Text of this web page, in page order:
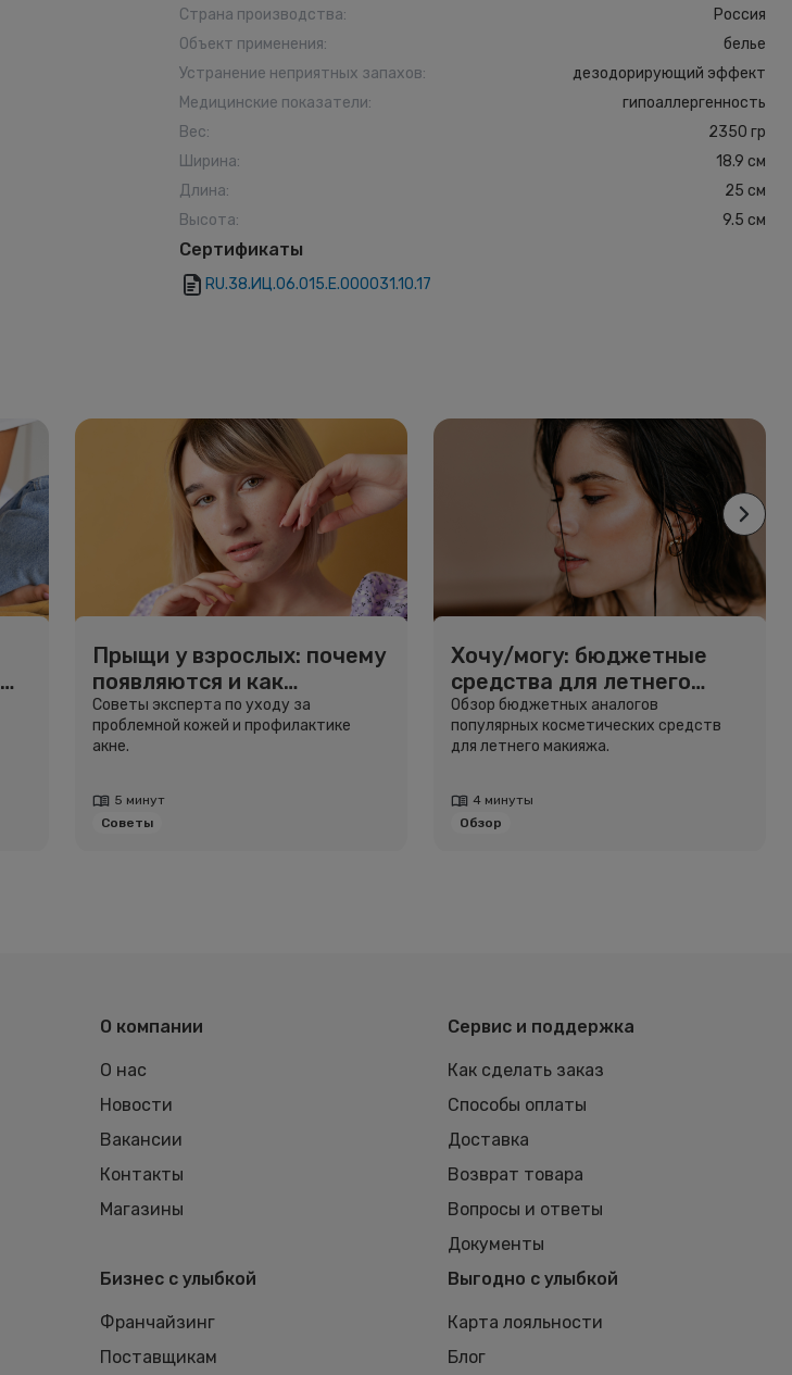
Страна производства:
Россия
Объект применения:
белье
Устранение неприятных запахов:
дезодорирующий эффект
Медицинские показатели:
гипоаллергенность
Вес:
2350 гр
Ширина:
18.9 см
Длина:
25 см
Высота: 9.5 см
Сертификаты
RU.38.ИЦ.06.015.Е.000031.10.17
Прыщи у взрослых: почему
появляются и как
избавиться
Советы эксперта по уходу за
проблемной кожей и профилактике
акне.
5 минут
Советы
Хочу/могу: бюджетные
средства для летнего
макияжа
Обзор бюджетных аналогов
популярных косметических средств
для летнего макияжа.
4 минуты
Обзор
О компании
О нас
Новости
Вакансии
Контакты
Магазины
Сервис и поддержка
Как сделать заказ
Способы оплаты
Доставка
Возврат товара
Вопросы и ответы
Документы
Бизнес с улыбкой
Франчайзинг
Поставщикам
Выгодно с улыбкой
Карта лояльности
Блог